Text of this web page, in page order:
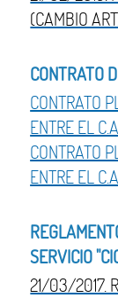
(CAMBIO
CONTRATO
CONTRATO
ENTRE EL
CONTRATO
ENTRE EL
SERVICIO
21/03/2017.